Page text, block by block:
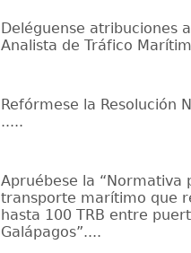
Deléguense atribuciones
Analista de Tráfico
Refórmese la Resolución
.....
Apruébese la “Normativa
transporte marítimo que
hasta 100 TRB entre
Galápagos”....